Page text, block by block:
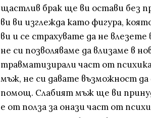
щастлив брак ще ви остави без
ви ви изглежда като фигура,
ви и се страхувате да не
не си позволяваме да влизаме в
травматизирали част от
мъж, не си давате възможност
помощ. Слабият мъж ще ви
е от полза за онази част от